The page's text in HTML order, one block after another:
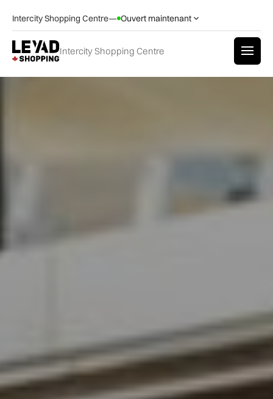
Intercity Shopping Centre— Ouvert maintenant
Intercity Shopping Centre